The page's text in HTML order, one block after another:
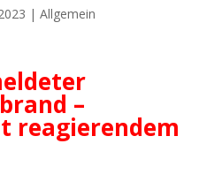
| Allgemein
–
reagierendem